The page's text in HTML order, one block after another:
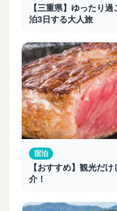
【三重県】ゆったり
泊3日する大人旅
宿泊
【おすすめ】観光だ
介！